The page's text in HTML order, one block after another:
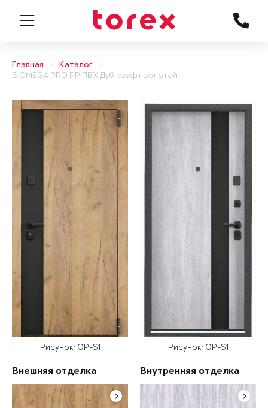
Главная
Каталог
S.OMEGA PRO PP ПВХ Дуб крафт золотой
Рисунок: OP-S1
Внешняя отделка
Рисунок: OP-S1
Внутренняя отделка